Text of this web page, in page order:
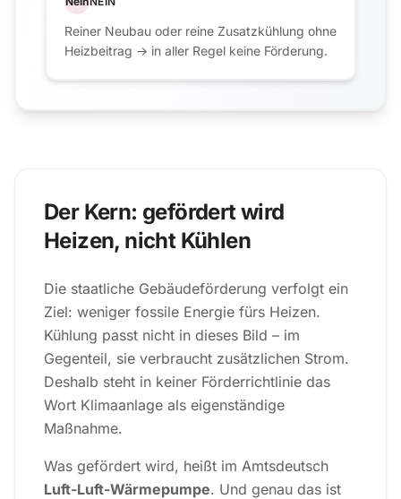
Reiner Neubau oder reine Zusatzkühlung ohne
Heizbeitrag → in aller Regel keine Förderung.
Der Kern: gefördert wird
Heizen, nicht Kühlen
Die staatliche Gebäudeförderung verfolgt ein
Ziel: weniger fossile Energie fürs Heizen.
Kühlung passt nicht in dieses Bild – im
Gegenteil, sie verbraucht zusätzlichen Strom.
Deshalb steht in keiner Förderrichtlinie das
Wort Klimaanlage als eigenständige
Maßnahme.
Was gefördert wird, heißt im Amtsdeutsch
Luft-Luft-Wärmepumpe. Und genau das ist